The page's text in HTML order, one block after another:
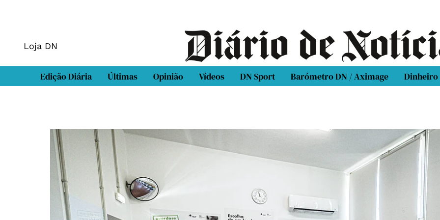
Loja DN
Edição Diária Últimas Opinião Vídeos DN Sport Barómetro DN / Aximage Dinheiro